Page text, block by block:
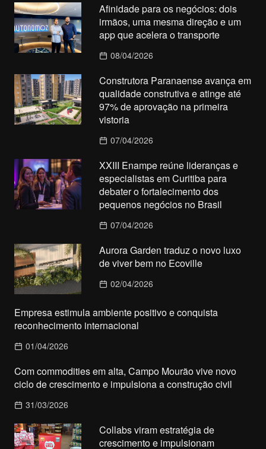
Afinidade para os negócios: dois
irmãos, uma mesma direção e um
app que acelera o transporte
08/04/2026
Construtora Paranaense avança em
qualidade construtiva e atinge até
97% de aprovação na primeira
vistoria
07/04/2026
XXIII Enampe reúne lideranças e
especialistas em Curitiba para
debater o fortalecimento dos
pequenos negócios no Brasil
07/04/2026
Aurora Garden traduz o novo luxo
de viver bem no Ecoville
02/04/2026
Empresa estimula ambiente positivo e conquista
reconhecimento internacional
01/04/2026
Com commodities em alta, Campo Mourão vive novo
ciclo de crescimento e impulsiona a construção civil
31/03/2026
Collabs viram estratégia de
crescimento e impulsionam